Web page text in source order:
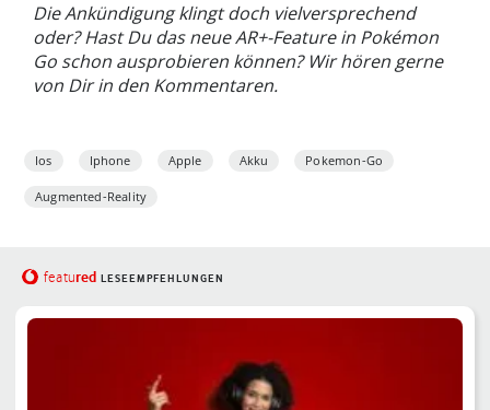
Die Ankündigung klingt doch vielversprechend
oder? Hast Du das neue AR+-Feature in Pokémon
Go schon ausprobieren können? Wir hören gerne
von Dir in den Kommentaren.
Ios Iphone Apple Akku Pokemon-Go
Augmented-Reality
featured LESEEMPFEHLUNGEN